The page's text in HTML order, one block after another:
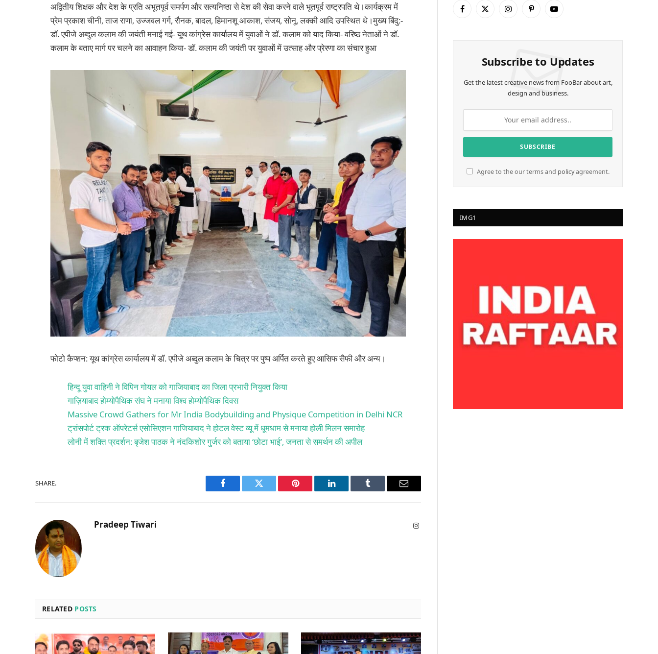
अद्वितीय शिक्षक और देश के प्रति अभूतपूर्व समर्पण और सत्यनिष्ठा से देश की सेवा करने वाले भूतपूर्व राष्ट्रपति थे।कार्यक्रम में
प्रेम प्रकाश चीनी, ताज राणा, उज्जवल गर्ग, रौनक, बादल, हिमानशू आकाश, संजय, सोनू, लक्की आदि उपस्थित थे।मुख्य बिंदु:-
डॉ. एपीजे अब्दुल कलाम की जयंती मनाई गई- यूथ कांग्रेस कार्यालय में युवाओं ने डॉ. कलाम को याद किया- वरिष्ठ नेताओं ने डॉ.
कलाम के बताए मार्ग पर चलने का आवाहन किया- डॉ. कलाम की जयंती पर युवाओं में उत्साह और प्रेरणा का संचार हुआ
फोटो कैप्शन: यूथ कांग्रेस कार्यालय में डॉ. एपीजे अब्दुल कलाम के चित्र पर पुष्प अर्पित करते हुए आसिफ सैफी और अन्य।
हिन्दू युवा वाहिनी ने विपिन गोयल को गाजियाबाद का जिला प्रभारी नियुक्त किया
गाज़ियाबाद होम्योपैथिक संघ ने मनाया विश्व होम्योपैथिक दिवस
Massive Crowd Gathers for Mr India Bodybuilding and Physique Competition in Delhi NCR
ट्रांसपोर्ट ट्रक ऑपरेटर्स एसोसिएशन गाजियाबाद ने होटल वेस्ट व्यू में धूमधाम से मनाया होली मिलन समारोह
लोनी में शक्ति प्रदर्शन: बृजेश पाठक ने नंदकिशोर गुर्जर को बताया ‘छोटा भाई’, जनता से समर्थन की अपील
SHARE.
Facebook Twitter Pinterest LinkedIn Tumblr Email
Pradeep Tiwari Instagram
RELATED POSTS
Facebook
X
InstagramPinterestYouTube
Subscribe to Updates
Get the latest creative news from FooBar about art,
design and business.
Agree to the our terms and policyagreement.
IMG1